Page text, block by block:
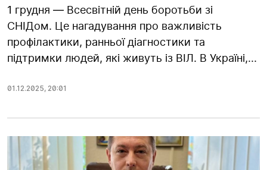
1 грудня — Всесвітній день боротьби зі
СНІДом. Це нагадування про важливість
профілактики, ранньої діагностики та
підтримки людей, які живуть із ВІЛ. В Україні,...
01.12.2025, 20:01